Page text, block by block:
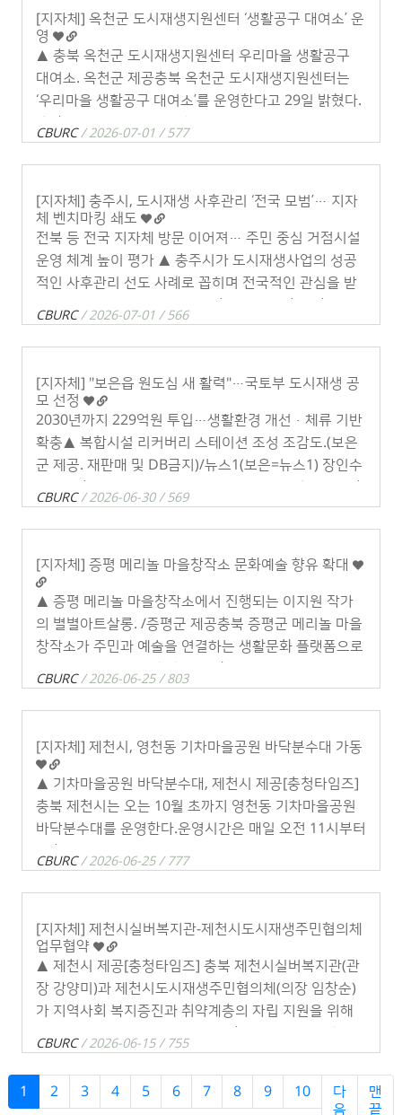
[지자체] 옥천군 도시재생지원센터 ‘생활공구 대여소’ 운
영
▲ 충북 옥천군 도시재생지원센터 우리마을 생활공구
대여소. 옥천군 제공충북 옥천군 도시재생지원센터는
‘우리마을 생활공구 대여소’를 운영한다고 29일 밝혔다.
할 때 구매 부담이 큰 공구를 주민들에게 무료 . . .
CBURC/ 2026-07-01 / 577
[지자체] 충주시, 도시재생 사후관리 ‘전국 모범’… 지자
체 벤치마킹 쇄도
전북 등 전국 지자체 방문 이어져… 주민 중심 거점시설
운영 체계 높이 평가 ▲ 충주시가 도시재생사업의 성공
적인 사후관리 선도 사례로 꼽히며 전국적인 관심을 받
가 도시재생사업의 성공적인 . . .
CBURC/ 2026-07-01 / 566
[지자체] "보은읍 원도심 새 활력"…국토부 도시재생 공
모 선정
2030년까지 229억원 투입…생활환경 개선·체류 기반
확충▲ 복합시설 리커버리 스테이션 조성 조감도.(보은
군 제공. 재판매 및 DB금지)/뉴스1(보은=뉴스1) 장인수
진한다.1일 보은군에 따르면 . . .
CBURC/ 2026-06-30 / 569
[지자체] 증평 메리놀 마을창작소 문화예술 향유 확대
▲ 증평 메리놀 마을창작소에서 진행되는 이지원 작가
의 별별아트살롱. /증평군 제공충북 증평군 메리놀 마을
창작소가 주민과 예술을 연결하는 생활문화 플랫폼으로
리놀 마을창작소는 도시재생사업으로 조성된 복 . . .
CBURC/ 2026-06-25 / 803
[지자체] 제천시, 영천동 기차마을공원 바닥분수대 가동
▲ 기차마을공원 바닥분수대, 제천시 제공[충청타임즈]
충북 제천시는 오는 10월 초까지 영천동 기차마을공원
바닥분수대를 운영한다.운영시간은 매일 오전 11시부터
우천 등 기상 상황에 따라 . . .
CBURC/ 2026-06-25 / 777
[지자체] 제천시실버복지관-제천시도시재생주민협의체
업무협약
▲ 제천시 제공[충청타임즈] 충북 제천시실버복지관(관
장 강양미)과 제천시도시재생주민협의체(의장 임창순)
가 지역사회 복지증진과 취약계층의 자립 지원을 위해
지역사회 시민 복지증진에 기여하고 치유농업 활 . . .
CBURC/ 2026-06-15 / 755
1 2 3 4 5 6 7 8 9 10
다
음
맨
끝